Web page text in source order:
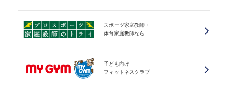
スポーツ家庭教師・
体育家庭教師なら
子ども向け
フィットネスクラブ